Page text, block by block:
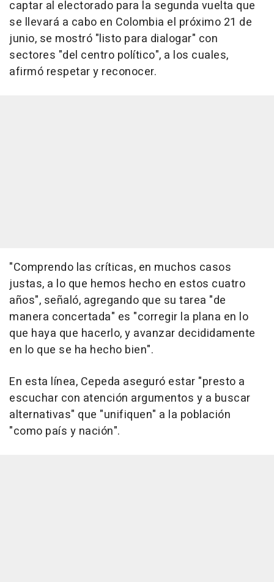
captar al electorado para la segunda vuelta que
se llevará a cabo en Colombia el próximo 21 de
junio, se mostró "listo para dialogar" con
sectores "del centro político", a los cuales,
afirmó respetar y reconocer.
"Comprendo las críticas, en muchos casos
justas, a lo que hemos hecho en estos cuatro
años", señaló, agregando que su tarea "de
manera concertada" es "corregir la plana en lo
que haya que hacerlo, y avanzar decididamente
en lo que se ha hecho bien".
En esta línea, Cepeda aseguró estar "presto a
escuchar con atención argumentos y a buscar
alternativas" que "unifiquen" a la población
"como país y nación".